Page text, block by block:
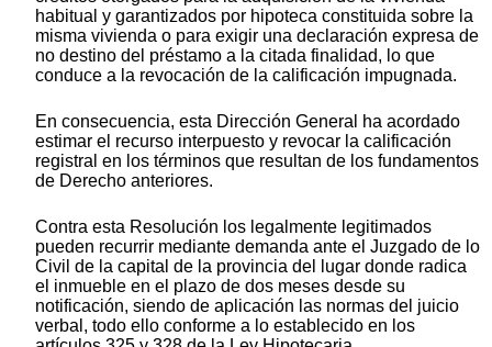
habitual y garantizados por hipoteca constituida sobre la
misma vivienda o para exigir una declaración expresa de
no destino del préstamo a la citada finalidad, lo que
conduce a la revocación de la calificación impugnada.
En consecuencia, esta Dirección General ha acordado
estimar el recurso interpuesto y revocar la calificación
registral en los términos que resultan de los fundamentos
de Derecho anteriores.
Contra esta Resolución los legalmente legitimados
pueden recurrir mediante demanda ante el Juzgado de lo
Civil de la capital de la provincia del lugar donde radica
el inmueble en el plazo de dos meses desde su
notificación, siendo de aplicación las normas del juicio
verbal, todo ello conforme a lo establecido en los